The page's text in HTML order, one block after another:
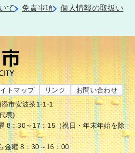
て 免責事項
個人情報の取扱い
トマップ リンク
お問い合わせ
添市安波茶1-1-1
表)
8：30～17：15（祝日・年末年始を除
金曜 8：30～16：00